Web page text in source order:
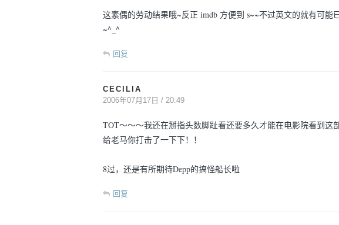
这素偶的劳动结果哦~反正 imdb 方便到 s~~不过英文的就有可
~^_^
回复
CECILIA
2006年07月17日 / 20:49
TOT～～～我还在掰指头数脚趾看还要多久才能在电影院看到这
给老马你打击了一下下！！
8过，还是有所期待Depp的搞怪船长啦
回复